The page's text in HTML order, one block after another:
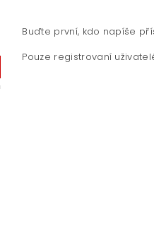
Buďte první, kdo napíše
Pouze registrovaní